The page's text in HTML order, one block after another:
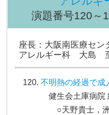
演題番号120～
座長：大阪南医療セン
アレルギー科 大島
不明熱の経過で成
健生会土庫病院
○天野貴士，